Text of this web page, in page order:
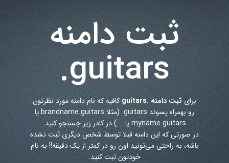
ثبت دامنه
.guitars
برای ثبت دامنه .guitars
کافیه که نام دامنه مورد نظرتون
رو بهمراه پسوند .guitars
(مثلا brandname.guitars یا
myname.guitars یا ...) در کادر زیر جستجو کنید.
در صورتی که این دامنه قبلا توسط شخص دیگری ثبت نشده
باشه، به راحتی می‌تونید اون رو در کمتر از یک دقیقه!! به نام
خودتون ثبت کنید.